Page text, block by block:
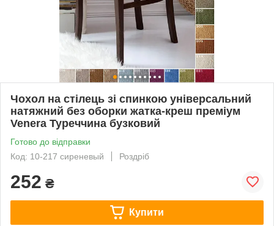
Чохол на стілець зі спинкою універсальний
натяжний без оборки жатка-креш преміум
Venera Туреччина бузковий
Готово до відправки
Код: 10-217 сиреневый
Роздріб
252 ₴
Купити